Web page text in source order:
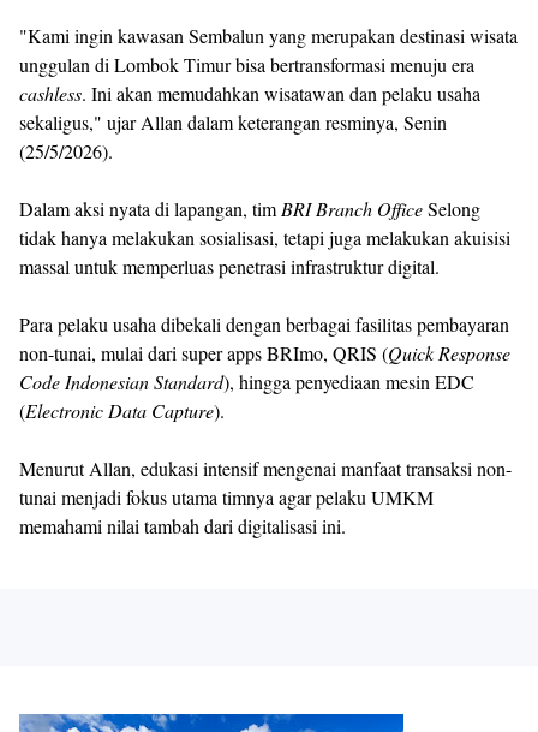
"Kami ingin kawasan Sembalun yang merupakan destinasi wisata
unggulan di Lombok Timur bisa bertransformasi menuju era
cashless. Ini akan memudahkan wisatawan dan pelaku usaha
sekaligus," ujar Allan dalam keterangan resminya, Senin
(25/5/2026).
Dalam aksi nyata di lapangan, tim BRI Branch OfficeSelong
tidak hanya melakukan sosialisasi, tetapi juga melakukan akuisisi
massal untuk memperluas penetrasi infrastruktur digital.
Para pelaku usaha dibekali dengan berbagai fasilitas pembayaran
non-tunai, mulai dari super apps BRImo, QRIS (Quick Response
Code Indonesian Standard), hingga penyediaan mesin EDC
(Electronic Data Capture).
Menurut Allan, edukasi intensif mengenai manfaat transaksi non-
tunai menjadi fokus utama timnya agar pelaku UMKM
memahami nilai tambah dari digitalisasi ini.